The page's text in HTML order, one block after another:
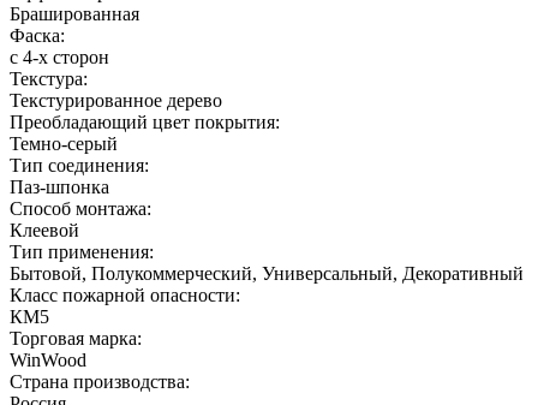
Брашированная
Фаска:
с 4-х сторон
Текстура:
Текстурированное дерево
Преобладающий цвет покрытия:
Темно-серый
Тип соединения:
Паз-шпонка
Способ монтажа:
Клеевой
Тип применения:
Бытовой, Полукоммерческий, Универсальный, Декоративный
Класс пожарной опасности:
КМ5
Торговая марка:
WinWood
Страна производства: